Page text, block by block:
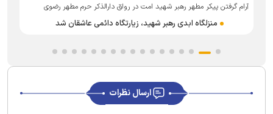
آرام گرفتن پیکر مطهر رهبر شهید امت در رواق دارالذکر حرم مطهر رضوی
منزلگاه ابدی رهبر شهید، زیارتگاه دائمی عاشقان شد
ارسال نظرات